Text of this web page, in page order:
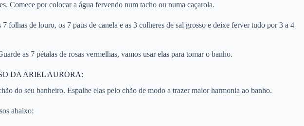
Comece por colocar a água fervendo num tacho ou numa caçarola.
de louro, os 7 paus de canela e as 3 colheres de sal grosso e deixe ferver tudo por 3 a 4
as 7 pétalas de rosas vermelhas, vamos usar elas para tomar o banho.
DA ARIEL AURORA:
do seu banheiro. Espalhe elas pelo chão de modo a trazer maior harmonia ao banho.
abaixo: